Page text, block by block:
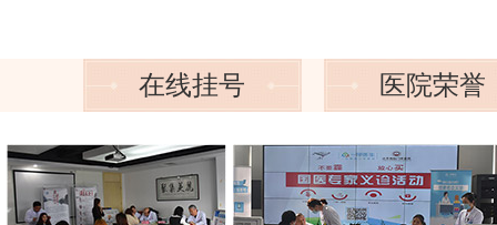
在线挂号 医院荣誉